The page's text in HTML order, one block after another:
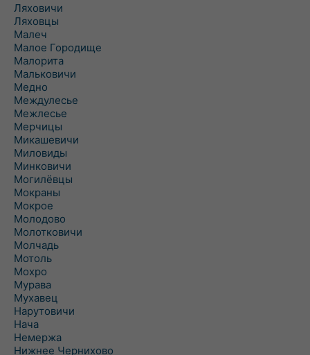
Ляховичи
Ляховцы
Малеч
Малое Городище
Малорита
Мальковичи
Медно
Междулесье
Межлесье
Мерчицы
Микашевичи
Миловиды
Минковичи
Могилёвцы
Мокраны
Мокрое
Молодово
Молотковичи
Молчадь
Мотоль
Мохро
Мурава
Мухавец
Нарутовичи
Нача
Немержа
Нижнее Чернихово